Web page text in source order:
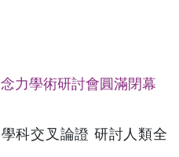
力學術研討會圓滿閉幕
科交叉論證 研討人類全